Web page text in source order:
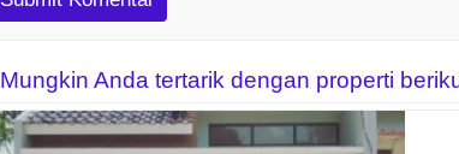
Mungkin Anda tertarik dengan properti